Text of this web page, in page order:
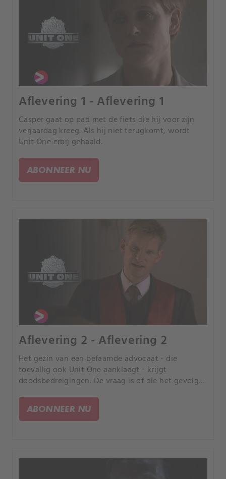
Aflevering 1 - Aflevering 1
Casper gaat op pad met de fiets die hij voor zijn
verjaardag kreeg. Als hij niet terugkomt, wordt
Unit One erbij gehaald.
ABONNEER NU
Aflevering 2 - Aflevering 2
Het gezin van een befaamde advocaat - die
toevallig ook Unit One aanklaagt - krijgt
doodsbedreigingen. De vraag is of die het gevolg
ABONNEER NU